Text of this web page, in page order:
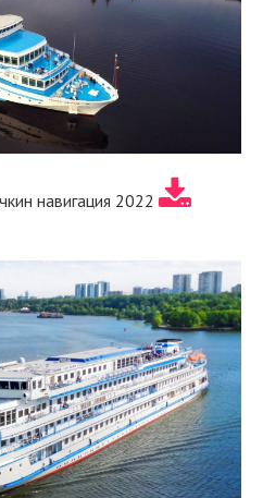
навигация 2022